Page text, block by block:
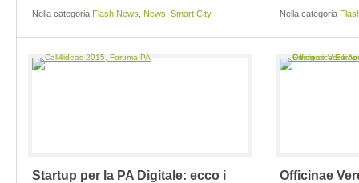
Nella categoria Flash News News Smart City Nella categoria
Startup per la PA Digitale: ecco i
Officinae